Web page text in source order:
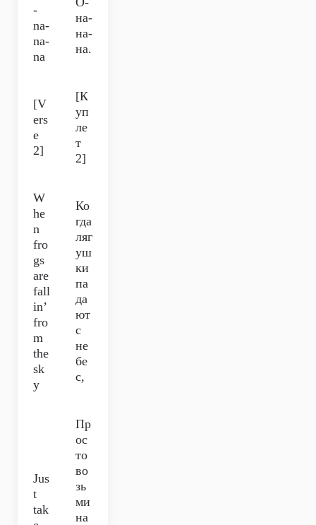
-
na-
na-
na
на-
на-
на.
[V
ers
e
2]
[К
уп
ле
т
2]
W
he
n
fro
gs
are
fall
in’
fro
m
the
sk
y
Ко
гда
ляг
уш
ки
па
да
ют
с
не
бе
с,
Jus
t
tak
Пр
ос
то
во
зь
ми
на